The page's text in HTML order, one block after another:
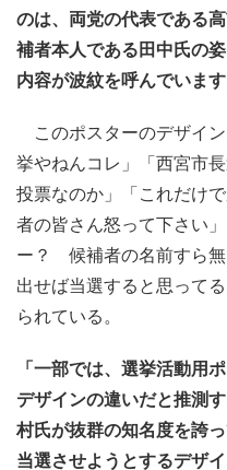
のは、両党の代表である
補者本人である田中氏の
内容が波紋を呼んでいます
このポスターのデザイ
挙やねんコレ」「西宮市
投票なのか」「これだけ
者の皆さん怒って下さい
ー？ 候補者の名前すら
出せば当選すると思って
られている。
「一部では、選挙活動用
デザインの違いだと推測
村氏が抜群の知名度を誇
当選させようとするデザ